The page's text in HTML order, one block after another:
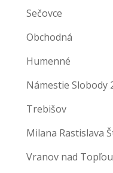
Sečovce
Obchodná
Humenné
Námestie Slobody
Trebišov
Milana Rastislava
Vranov nad Topľou